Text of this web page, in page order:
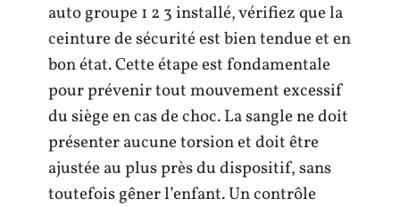
auto groupe 1 2 3 installé, vérifiez que la
ceinture de sécurité est bien tendue et en
bon état. Cette étape est fondamentale
pour prévenir tout mouvement excessif
du siège en cas de choc. La sangle ne doit
présenter aucune torsion et doit être
ajustée au plus près du dispositif, sans
toutefois gêner l’enfant. Un contrôle